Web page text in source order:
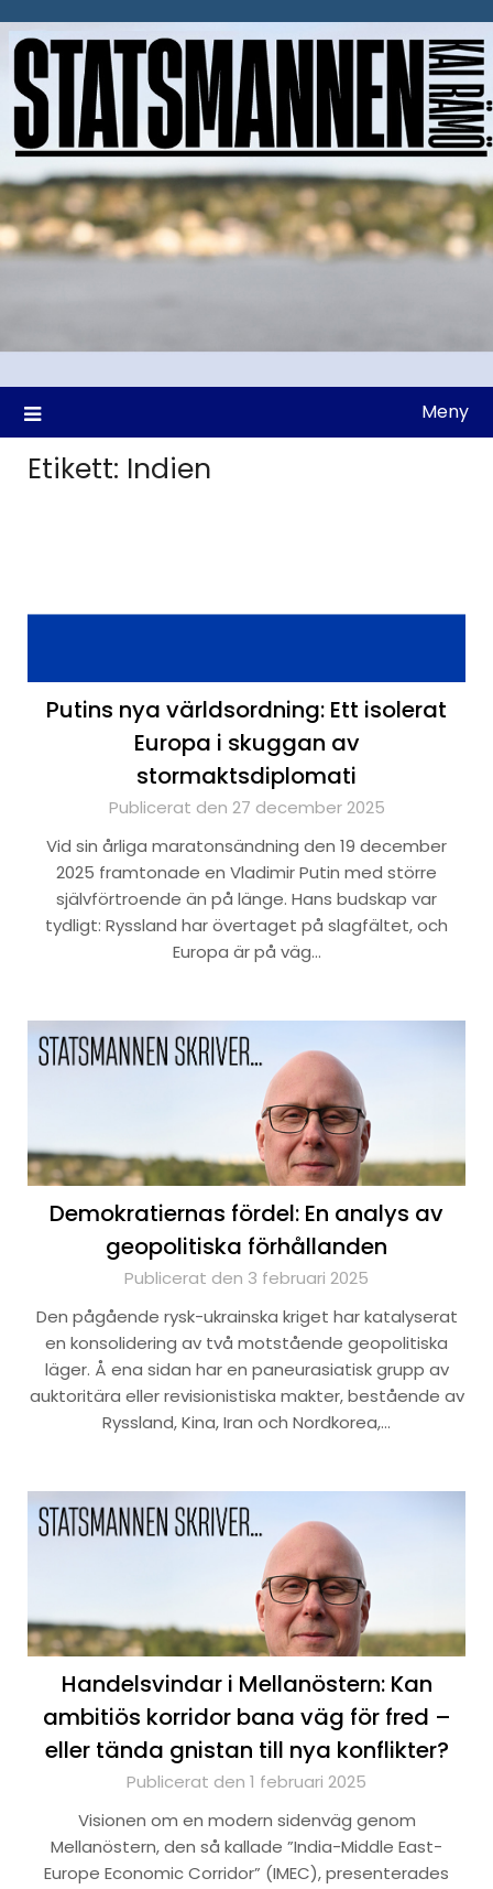
till
Meny
Etikett: Indien
Putins nya världsordning: Ett isolerat
Europa i skuggan av
stormaktsdiplomati
Publicerat den 27 december 2025
Vid sin årliga maratonsändning den 19 december
2025 framtonade en Vladimir Putin med större
självförtroende än på länge. Hans budskap var
tydligt: Ryssland har övertaget på slagfältet, och
Europa är på väg…
Demokratiernas fördel: En analys av
geopolitiska förhållanden
Publicerat den 3 februari 2025
Den pågående rysk-ukrainska kriget har katalyserat
en konsolidering av två motstående geopolitiska
läger. Å ena sidan har en paneurasiatisk grupp av
auktoritära eller revisionistiska makter, bestående av
Ryssland, Kina, Iran och Nordkorea,…
Handelsvindar i Mellanöstern: Kan
ambitiös korridor bana väg för fred –
eller tända gnistan till nya konflikter?
Publicerat den 1 februari 2025
Visionen om en modern sidenväg genom
Mellanöstern, den så kallade ”India-Middle East-
Europe Economic Corridor” (IMEC), presenterades